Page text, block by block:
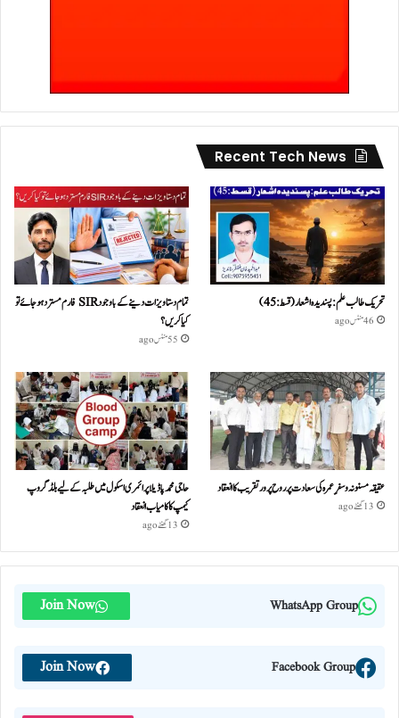
Recent Tech News
تحریک طالب علم: پسندیدہ اشعار (قسط:45)
46 منٹس ago
تمام دستاویزات دینے کے باوجود SIR فارم مسترد ہو جائے تو
کیا کریں؟
55 منٹس ago
عقیقہ مسنونہ و سفرِ عمرہ کی سعادت پر روح پرور تقریب کا انعقاد
13 گھنٹے ago
حاجی محمد پاڈیلا پرائمری اسکول میں طلبہ کے لیے بلڈ گروپ
کیمپ کا کامیاب انعقاد
13 گھنٹے ago
WhatsApp Group
Join Now
Facebook Group
Join Now